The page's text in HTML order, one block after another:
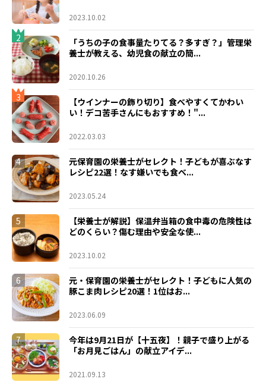
2023.10.02
2
「うちの子の食事量たりてる？多すぎ？」管理栄
養士が教える、幼児食の献立の簡...
2020.10.26
3
【ウインナーの飾り切り】食べやすくてかわい
い！デコ苦手さんにもおすすめ！"...
2022.03.03
4
元保育園の栄養士がセレクト！子どもが喜ぶなす
レシピ22選！なす嫌いでも食べ...
2023.05.24
5
【栄養士が解説】保温弁当箱の食中毒の危険性は
どのくらい？傷む理由や安全な使...
2023.10.02
6
元・保育園の栄養士がセレクト！子どもに人気の
豚こま肉レシピ20選！1位はお...
2023.06.09
7
今年は9月21日が【十五夜】！親子で盛り上がる
「お月見ごはん」の献立アイデ...
2021.09.13